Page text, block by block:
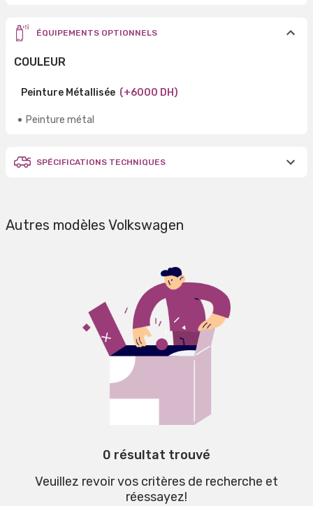
ÉQUIPEMENTS OPTIONNELS
COULEUR
Peinture Métallisée (+6000 DH)
Peinture métal
SPÉCIFICATIONS TECHNIQUES
Autres modèles Volkswagen
0 résultat trouvé
Veuillez revoir vos critères de recherche et
réessayez!